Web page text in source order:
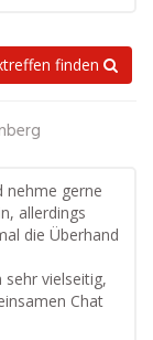
finden
nehme gerne
allerdings
die Überhand
sehr vielseitig,
Chat